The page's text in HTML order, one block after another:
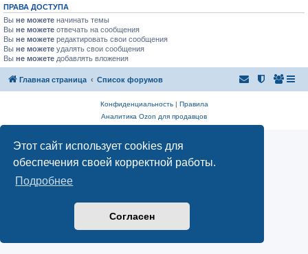
Этот сайт использует cookies для
обеспечения своей корректной работы.
Подробнее
Согласен
ПРАВА ДОСТУПА
Вы не можете начинать темы
Вы не можете отвечать на сообщения
Вы не можете редактировать свои сообщения
Вы не можете удалять свои сообщения
Вы не можете добавлять вложения
Главная страница Список форумов
Конфиденциальность| Правила
Аналитика Ozon для продавцов